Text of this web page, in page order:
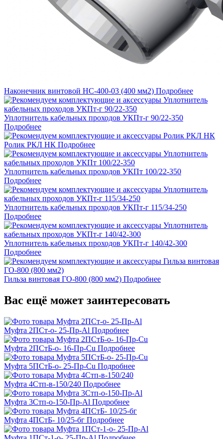
Наконечник винтовой НС-400-03 (400 мм2) Подробнее
Уплотнитель кабельных проходов УКПт-г 90/22-350
Подробнее
Ролик РКЛ НК Подробнее
Уплотнитель кабельных проходов УКПт 100/22-350
Подробнее
Уплотнитель кабельных проходов УКПт-г 115/34-250
Подробнее
Уплотнитель кабельных проходов УКПт-г 140/42-300
Подробнее
Гильза винтовая ГО-800 (800 мм2) Подробнее
Вас ещё может заинтересовать
Муфта 2ПСт-о- 25-Пр-Al Подробнее
Муфта 2ПСтБ-о- 16-Пр-Cu Подробнее
Муфта 5ПСтБ-о- 25-Пр-Cu Подробнее
Муфта 4Стп-в-150/240 Подробнее
Муфта 3Стп-о-150-Пр-Al Подробнее
Муфта 4ПСтБ- 10/25-бг Подробнее